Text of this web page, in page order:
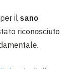
il sano
riconosciuto